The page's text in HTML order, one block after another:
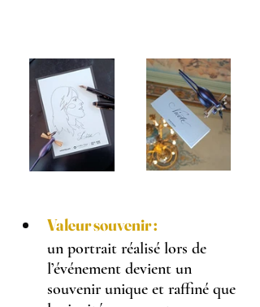
Valeur souvenir :
un portrait réalisé lors de
l’événement devient un
souvenir unique et raffiné que